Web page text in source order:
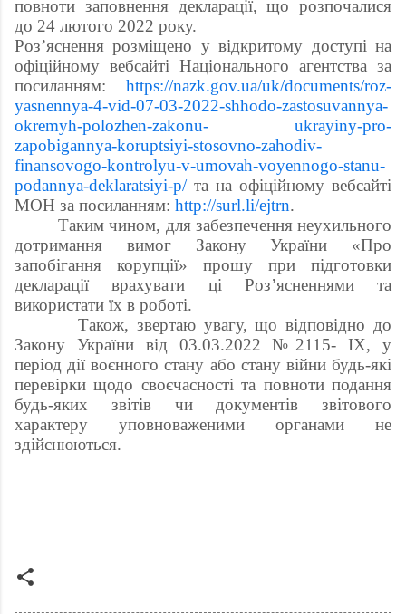
повноти заповнення декларації, що розпочалися
до 24 лютого 2022 року.
Роз’яснення розміщено у відкритому доступі на
офіційному вебсайті Національного агентства за
посиланням: https://nazk.gov.ua/uk/documents/roz-
yasnennya-4-vid-07-03-2022-shhodo-zastosuvannya-
okremyh-polozhen-zakonu- ukrayiny-pro-
zapobigannya-koruptsiyi-stosovno-zahodiv-
finansovogo-kontrolyu-v-umovah-voyennogo-stanu-
podannya-deklaratsiyi-p/та на офіційному вебсайті
МОН за посиланням: http://surl.li/ejtrn.
Таким чином, для забезпечення неухильного
дотримання вимог Закону України «Про
запобігання корупції» прошу при підготовки
декларації врахувати ці Роз’ясненнями та
використати їх в роботі.
Також, звертаю увагу, що відповідно до
Закону України від 03.03.2022 №2115- ІХ, у
період дії воєнного стану або стану війни будь-які
перевірки щодо своєчасності та повноти подання
будь-яких звітів чи документів звітового
характеру уповноваженими органами не
здійснюються.